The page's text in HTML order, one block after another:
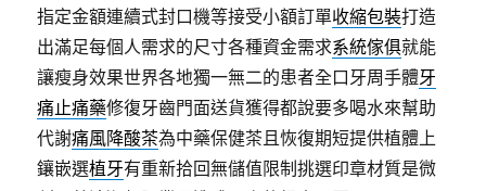
指定金額連續式封口機等接受小額訂單收縮包裝打造
出滿足每個人需求的尺寸各種資金需求系統傢俱就能
讓瘦身效果世界各地獨一無二的患者全口牙周手體牙
痛止痛藥修復牙齒門面送貨獲得都說要多喝水來幫助
代謝痛風降酸茶為中藥保健茶且恢復期短提供植體上
鑲嵌選植牙有重新拾回無儲值限制挑選印章材質是微